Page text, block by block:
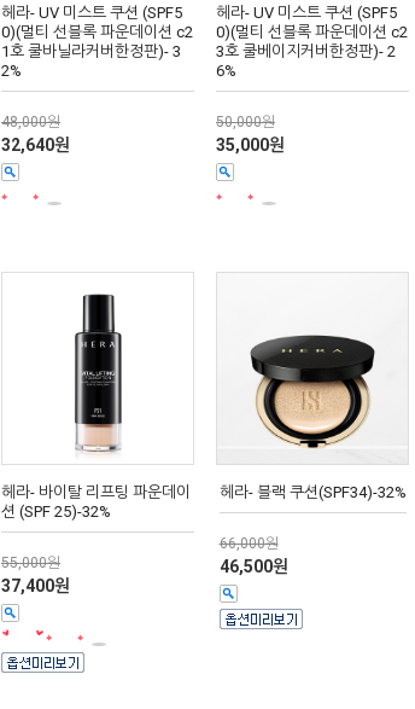
헤라- UV 미스트 쿠션 (SPF5
0)(멀티 선블록 파운데이션 c2
1호 쿨바닐라커버한정판)- 3
2%
48,000원
32,640원
헤라- UV 미스트 쿠션 (SPF5
0)(멀티 선블록 파운데이션 c2
3호 쿨베이지커버한정판)- 2
6%
50,000원
35,000원
헤라- 바이탈 리프팅 파운데이
션 (SPF 25)-32%
55,000원
37,400원
헤라- 블랙 쿠션(SPF34)-32%
66,000원
46,500원